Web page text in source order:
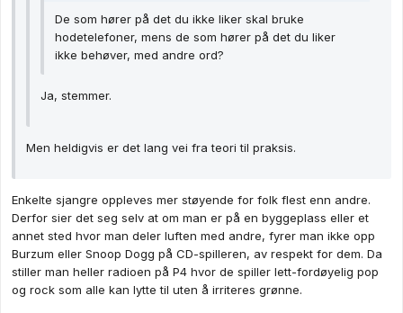
De som hører på det du ikke liker skal bruke
hodetelefoner, mens de som hører på det du liker
ikke behøver, med andre ord?
Ja, stemmer.
Men heldigvis er det lang vei fra teori til praksis.
Enkelte sjangre oppleves mer støyende for folk flest enn andre.
Derfor sier det seg selv at om man er på en byggeplass eller et
annet sted hvor man deler luften med andre, fyrer man ikke opp
Burzum eller Snoop Dogg på CD-spilleren, av respekt for dem. Da
stiller man heller radioen på P4 hvor de spiller lett-fordøyelig pop
og rock som alle kan lytte til uten å irriteres grønne.